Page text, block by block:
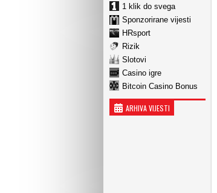
1 klik do svega
Sponzorirane vijesti
HRsport
Rizik
Slotovi
Casino igre
Bitcoin Casino Bonus
ARHIVA VIJESTI